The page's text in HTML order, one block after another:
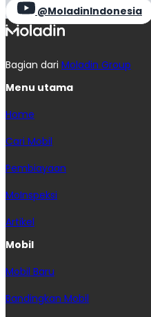
@MoladinIndonesia
Bagian dari Moladin Group
Menu utama
Home
Cari Mobil
Pembiayaan
MoInspeksi
Artikel
Mobil
Mobil Baru
Bandingkan Mobil